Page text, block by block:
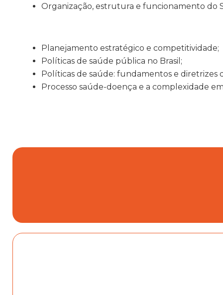
Organização, estrutura e funcionamento do
Planejamento estratégico e competitividade;
Políticas de saúde pública no Brasil;
Políticas de saúde: fundamentos e diretrizes
Processo saúde-doença e a complexidade